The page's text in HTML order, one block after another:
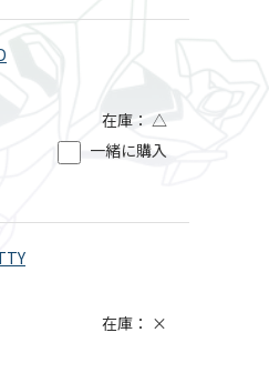
在庫： △
一緒に購入
在庫： ×